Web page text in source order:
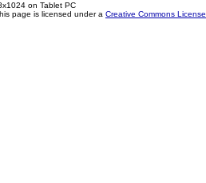
on Tablet PC
page is licensed under a Creative Commons License